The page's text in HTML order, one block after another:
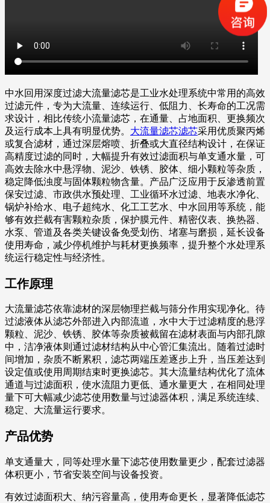
中水回用深度过滤大流量滤芯是工业水处理系统中常用的高效
过滤元件，专为大流量、连续运行、低阻力、长寿命的工况需
求设计，相比传统小流量滤芯，在通量、占地面积、更换频次
及运行成本上具有明显优势。 大流量滤芯滤芯采用优质聚丙烯
或复合滤材，通过深层熔喷、折叠或大直径结构设计，在保证
高精度过滤的同时，大幅提升有效过滤面积与单支通水量，可
高效去除水中悬浮物、泥沙、铁锈、胶体、细小颗粒等杂质，
稳定降低浊度与固体颗粒物含量。产品广泛应用于反渗透前置
保安过滤、市政供水预处理、工业循环水过滤、地表水净化、
锅炉补给水、电子超纯水、化工工艺水、中水回用等系统，能
够有效拦截有害颗粒杂质，保护膜元件、精密仪表、换热器、
水泵、管道及各类关键设备免受划伤、堵塞与磨损，延长设备
使用寿命，减少停机维护与耗材更换频率，提升整个水处理系
统运行稳定性与经济性。
工作原理
大流量滤芯依靠滤材的深层物理拦截与筛分作用实现净化。待
过滤液体从滤芯外部进入内部流道，水中大于过滤精度的悬浮
颗粒、泥沙、铁锈、胶体等杂质被截留在滤材表面与内部孔隙
中，洁净液体则通过滤材结构从中心管汇集流出。随着过滤时
间增加，杂质不断累积，滤芯两端压差逐步上升，当压差达到
设定值或使用周期结束时更换滤芯。其大流量结构优化了流体
通道与过滤面积，使水流阻力更低、通水量更大，在相同处理
量下可大幅减少滤芯使用数量与过滤器体积，满足系统连续、
稳定、大流量运行要求。
产品优势
单支通量大，同等处理水量下滤芯使用数量更少，配套过滤器
体积更小，节省安装空间与设备投资。
有效过滤面积大、纳污容量高，使用寿命更长，显著降低滤芯